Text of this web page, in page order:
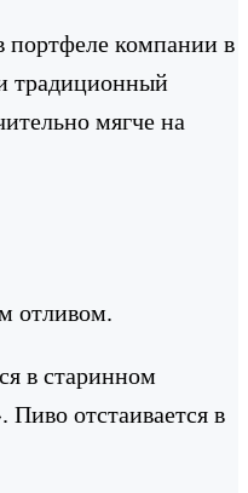
портфеле компании в
традиционный
мягче на
отливом.
в старинном
отстаивается в